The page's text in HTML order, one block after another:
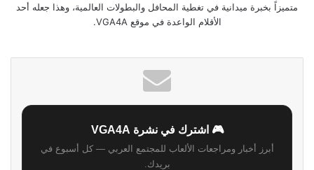
متميزاً بخبرة ميدانية في تغطية المحافل والبطولات العالمية، وهذا جعله أحد
الأقلام الواعدة في موقع VGA4A.
🎮 اشترك في نشرة VGA4A
أبرز أخبار ومراجعات الألعاب للمجتمع العربي — كل أسبوع في
بريدك.